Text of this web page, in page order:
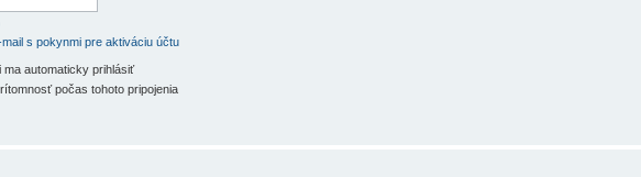
s pokynmi pre aktiváciu účtu
ma automaticky prihlásiť
počas tohoto pripojenia